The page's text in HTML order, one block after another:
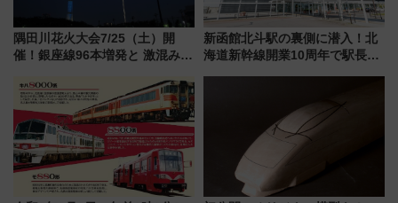
隅田川花火大会7/25（土）開
催！銀座線96本増発と 激混みの
アクセス攻略法、2万発の花火が
都心の夜に！
新函館北斗駅の裏側に潜入！北
海道新幹線開業10周年で駅長